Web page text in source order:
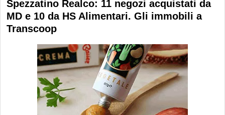
Spezzatino Realco: 11 negozi acquistati da
MD e 10 da HS Alimentari. Gli immobili a
Transcoop